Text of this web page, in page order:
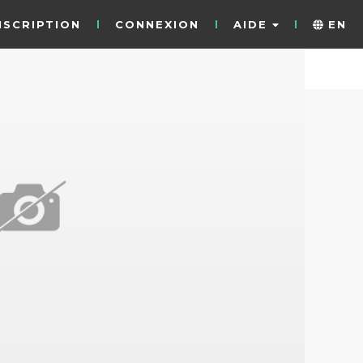
CONNEXION AIDE EN